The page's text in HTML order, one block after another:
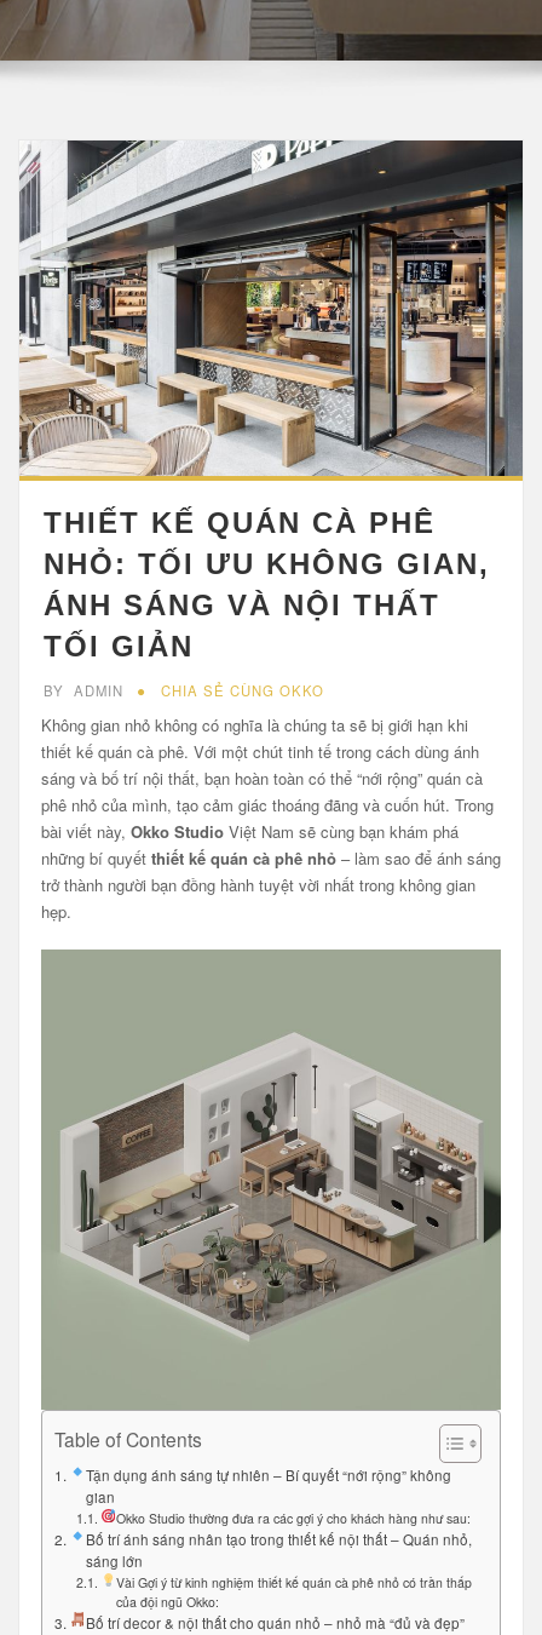
THIẾT KẾ QUÁN CÀ PHÊ
NHỎ: TỐI ƯU KHÔNG GIAN,
ÁNH SÁNG VÀ NỘI THẤT
TỐI GIẢN
BY ADMIN CHIA SẺ CÙNG OKKO
Không gian nhỏ không có nghĩa là chúng ta sẽ bị giới hạn khi
thiết kế quán cà phê. Với một chút tinh tế trong cách dùng ánh
sáng và bố trí nội thất, bạn hoàn toàn có thể “nới rộng” quán cà
phê nhỏ của mình, tạo cảm giác thoáng đãng và cuốn hút. Trong
bài viết này, Okko StudioViệt Nam sẽ cùng bạn khám phá
những bí quyết thiết kế quán cà phê nhỏ– làm sao để ánh sáng
trở thành người bạn đồng hành tuyệt vời nhất trong không gian
hẹp.
Table of Contents
Tận dụng ánh sáng tự nhiên – Bí quyết “nới rộng” không
gian
Okko Studio thường đưa ra các gợi ý cho khách hàng như sau:
Bố trí ánh sáng nhân tạo trong thiết kế nội thất – Quán nhỏ,
sáng lớn
Vài Gợi ý từ kinh nghiệm thiết kế quán cà phê nhỏ có trần thấp
của đội ngũ Okko:
Bố trí decor & nội thất cho quán nhỏ – nhỏ mà “đủ và đẹp”